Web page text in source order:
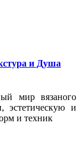
и Душа
мир вязаного
эстетическую и
и техник